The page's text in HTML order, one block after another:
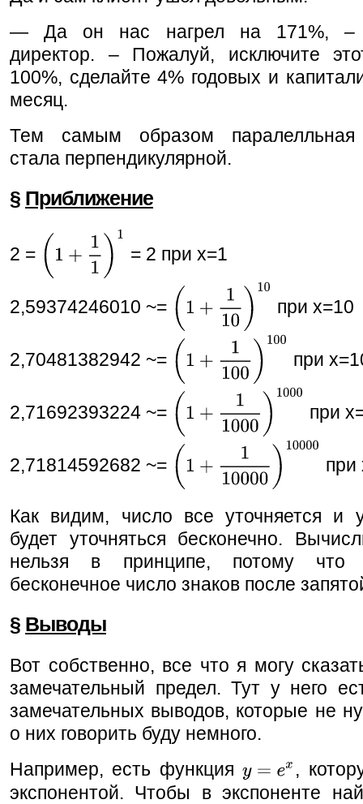
— Да он нас нагрел на 171%, –
директор. – Пожалуй, исключите
100%, сделайте 4% годовых и
месяц.
Тем самым образом паралелльная
стала перпендикулярной.
§ Приближение
2 = = 2 при x=1
2,59374246010 ~= при x=10
2,70481382942 ~= при
2,71692393224 ~= при
2,71814592682 ~= при
Как видим, число все уточняется и
будет уточняться бесконечно.
нельзя в принципе, потому что
бесконечное число знаков после
§ Выводы
Вот собственно, все что я могу
замечательный предел. Тут у него
замечательных выводов, которые не
о них говорить буду немного.
Например, есть функция
,
экспонентой. Чтобы в экспоненте